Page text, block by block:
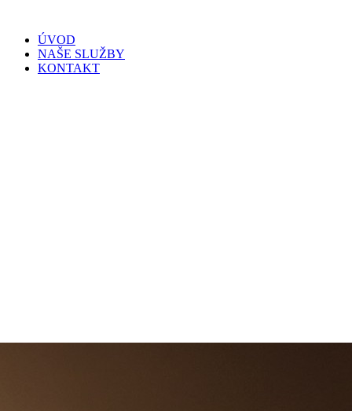
contentÚVOD
NAŠE SLUŽBY
KONTAKT